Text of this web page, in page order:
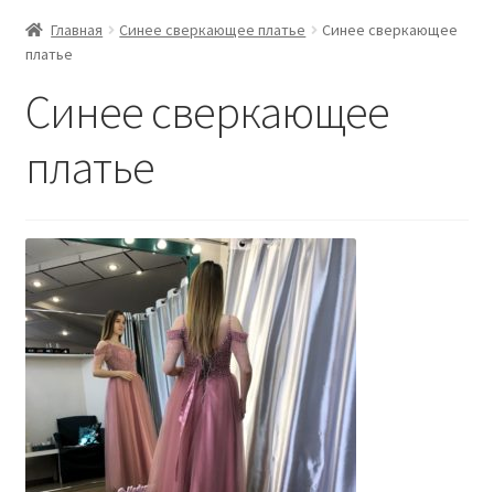
Главная Синее сверкающее платье
Синее сверкающее
платье
Синее сверкающее
платье